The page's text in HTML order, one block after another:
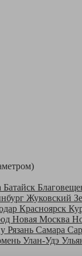
Батайск
Жуковский
Красноярск
Новая Москва
Рязань Самара
Улан-Удэ